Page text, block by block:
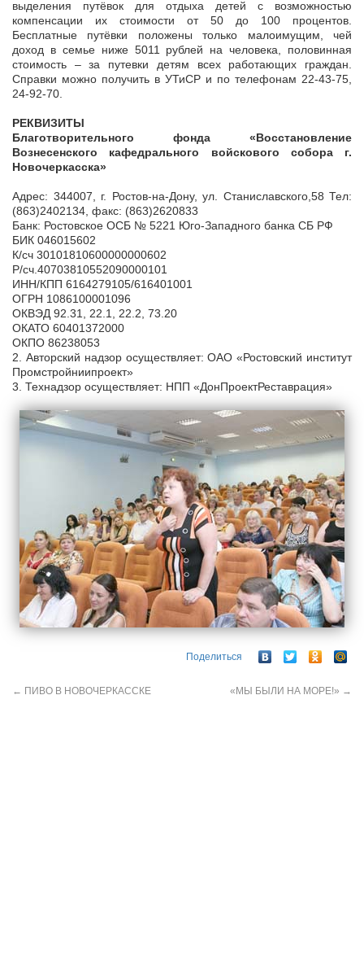
выделения путёвок для отдыха детей с возможностью
компенсации их стоимости от 50 до 100 процентов.
Бесплатные путёвки положены только малоимущим, чей
доход в семье ниже 5011 рублей на человека, половинная
стоимость – за путевки детям всех работающих граждан.
Справки можно получить в УТиСР и по телефонам 22-43-75,
24-92-70.
РЕКВИЗИТЫ
Благотворительного фонда «Восстановление
Вознесенского кафедрального войскового собора г.
Новочеркасска»
Адрес: 344007, г. Ростов-на-Дону, ул. Станиславского,58 Тел:
(863)2402134, факс: (863)2620833
Банк: Ростовское ОСБ № 5221 Юго-Западного банка СБ РФ
БИК 046015602
К/сч 30101810600000000602
Р/сч.40703810552090000101
ИНН/КПП 6164279105/616401001
ОГРН 1086100001096
ОКВЭД 92.31, 22.1, 22.2, 73.20
ОКАТО 60401372000
ОКПО 86238053
2. Авторский надзор осуществляет: ОАО «Ростовский институт
Промстройниипроект»
3. Технадзор осуществляет: НПП «ДонПроектРеставрация»
Поделиться
← ПИВО В НОВОЧЕРКАССКЕ «МЫ БЫЛИ НА МОРЕ!» →